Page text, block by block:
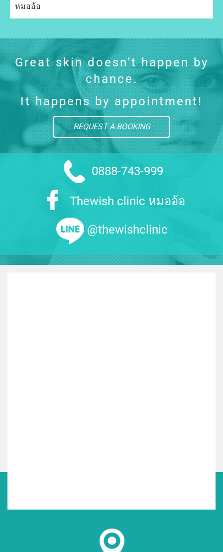
หมออ้อ
Great skin doesn’t happen by
chance.
It happens by appointment!
REQUEST A BOOKING
0888-743-999
Thewish clinic หมออ้อ
@thewishclinic